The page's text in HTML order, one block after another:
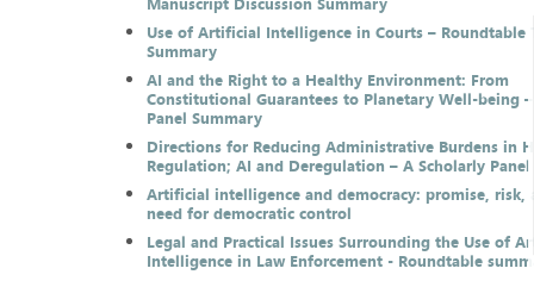
Use of Artificial Intelligence in Courts – Roundtable
Summary
AI and the Right to a Healthy Environment: From
Constitutional Guarantees to Planetary Well-being
Panel Summary
Directions for Reducing Administrative Burdens in
Regulation; AI and Deregulation – A Scholarly
Artificial intelligence and democracy: promise, risk,
need for democratic control
Legal and Practical Issues Surrounding the Use of
Intelligence in Law Enforcement - Roundtable